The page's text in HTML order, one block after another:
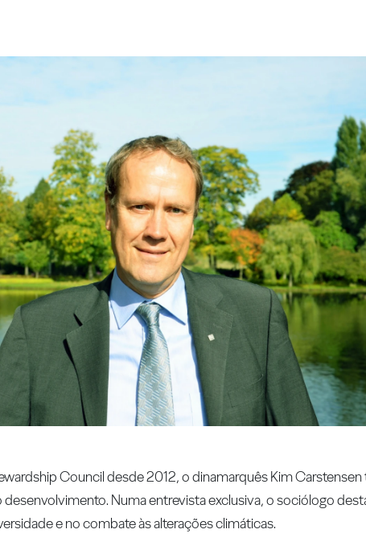
Council desde 2012, o dinamarquês Kim Carstensen
desenvolvimento. Numa entrevista exclusiva, o sociólogo
e no combate às alterações climáticas.